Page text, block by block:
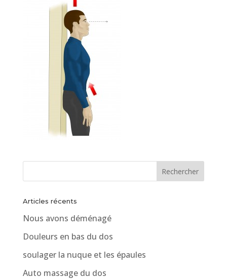
Articles récents
Nous avons déménagé
Douleurs en bas du dos
soulager la nuque et les épaules
Auto massage du dos